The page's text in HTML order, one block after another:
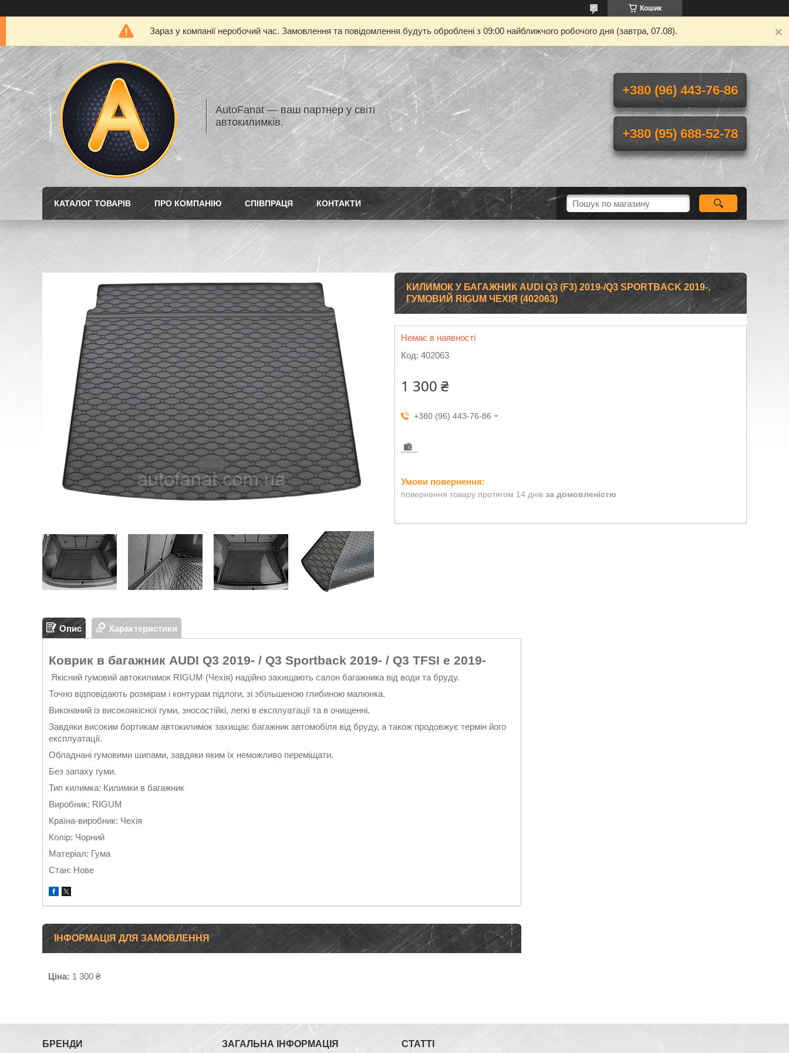
Кошик
Зараз у компанії неробочий час. Замовлення та повідомлення будуть оброблені з 09:00 найближчого робочого дня (завтра, 07.08).
AutoFanat — ваш партнер у світі
автокилимків.
+380 (96) 443-76-86
+380 (95) 688-52-78
КАТАЛОГ ТОВАРІВ ПРО КОМПАНІЮ СПІВПРАЦЯ КОНТАКТИ
КИЛИМОК У БАГАЖНИК AUDI Q3 (F3) 2019-/Q3 SPORTBACK 2019-,
ГУМОВИЙ RIGUM ЧЕХІЯ (402063)
Немає в наявності
Код: 402063
1 300 ₴
+380 (96) 443-76-86
повернення товару протягом 14 днів за домовленістю
Опис Характеристики
Коврик в багажник AUDI Q3 2019- / Q3 Sportback 2019- / Q3 TFSI e 2019-
Якісний гумовий автокилимок RIGUM (Чехія) надійно захищають салон багажника від води та бруду.
Точно відповідають розмірам і контурам підлоги, зі збільшеною глибиною малюнка.
Виконаний із високоякісної гуми, зносостійкі, легкі в експлуатації та в очищенні.
Завдяки високим бортикам автокилимок захищає багажник автомобіля від бруду, а також продовжує термін його
експлуатації.
Обладнані гумовими шипами, завдяки яким їх неможливо переміщати.
Без запаху гуми.
Тип килимка: Килимки в багажник
Виробник: RIGUM
Країна-виробник: Чехія
Колір: Чорний
Матеріал: Гума
Стан: Нове
ІНФОРМАЦІЯ ДЛЯ ЗАМОВЛЕННЯ
Ціна: 1 300 ₴
БРЕНДИ ЗАГАЛЬНА ІНФОРМАЦІЯ СТАТТІ